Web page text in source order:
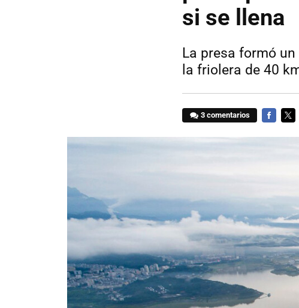
si se llena
La presa formó
la friolera de 40
3 comentarios